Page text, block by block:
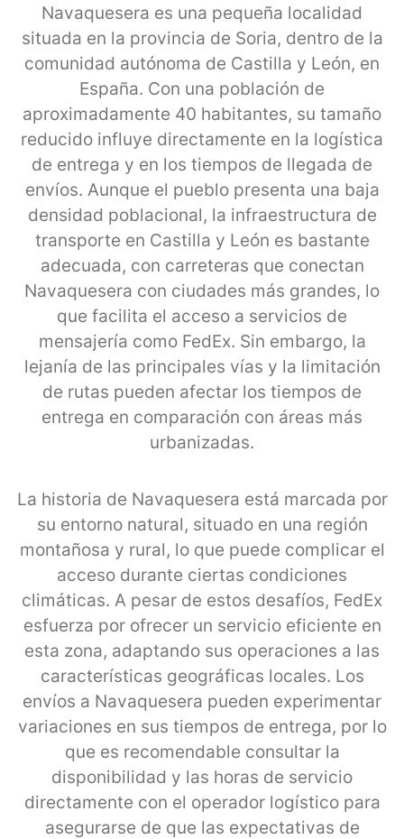
Navaquesera es una pequeña localidad
situada en la provincia de Soria, dentro de la
comunidad autónoma de Castilla y León, en
España. Con una población de
aproximadamente 40 habitantes, su tamaño
reducido influye directamente en la logística
de entrega y en los tiempos de llegada de
envíos. Aunque el pueblo presenta una baja
densidad poblacional, la infraestructura de
transporte en Castilla y León es bastante
adecuada, con carreteras que conectan
Navaquesera con ciudades más grandes, lo
que facilita el acceso a servicios de
mensajería como FedEx. Sin embargo, la
lejanía de las principales vías y la limitación
de rutas pueden afectar los tiempos de
entrega en comparación con áreas más
urbanizadas.
La historia de Navaquesera está marcada por
su entorno natural, situado en una región
montañosa y rural, lo que puede complicar el
acceso durante ciertas condiciones
climáticas. A pesar de estos desafíos, FedEx
esfuerza por ofrecer un servicio eficiente en
esta zona, adaptando sus operaciones a las
características geográficas locales. Los
envíos a Navaquesera pueden experimentar
variaciones en sus tiempos de entrega, por lo
que es recomendable consultar la
disponibilidad y las horas de servicio
directamente con el operador logístico para
asegurarse de que las expectativas de